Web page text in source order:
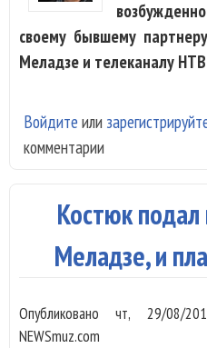
своему бывшему
Меладзе и телеканалу
Войдите или
комментарии
Костюк подал
Меладзе, и
Опубликованочт, 29/08/
NEWSmuz.com